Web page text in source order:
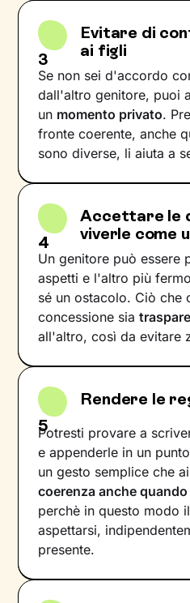
3
Evitare di
ai figli
Se non sei d'accordo
dall'altro genitore, puoi
un momento privato.
fronte coerente, anche
sono diverse, li aiuta a
4
Accettare le
viverle come
Un genitore può essere
aspetti e l'altro più
sé un ostacolo. Ciò che
concessione sia
all'altro, così da evitare
5
Rendere le
Potresti provare a
e appenderle in un
un gesto semplice che
coerenza anche
perchè in questo modo
aspettarsi,
presente.